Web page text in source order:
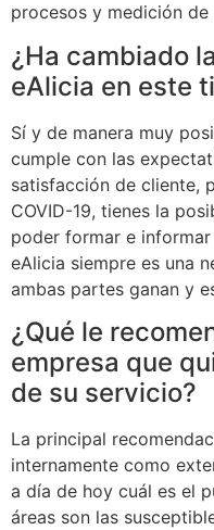
procesos y medición de
¿Ha cambiado
eAlicia en este
Sí y de manera muy
cumple con las
satisfacción de cliente,
COVID-19, tienes la
poder formar e
eAlicia siempre es una
ambas partes ganan y
¿Qué le
empresa que
de su servicio?
La principal
internamente como
a día de hoy cuál es el
áreas son las